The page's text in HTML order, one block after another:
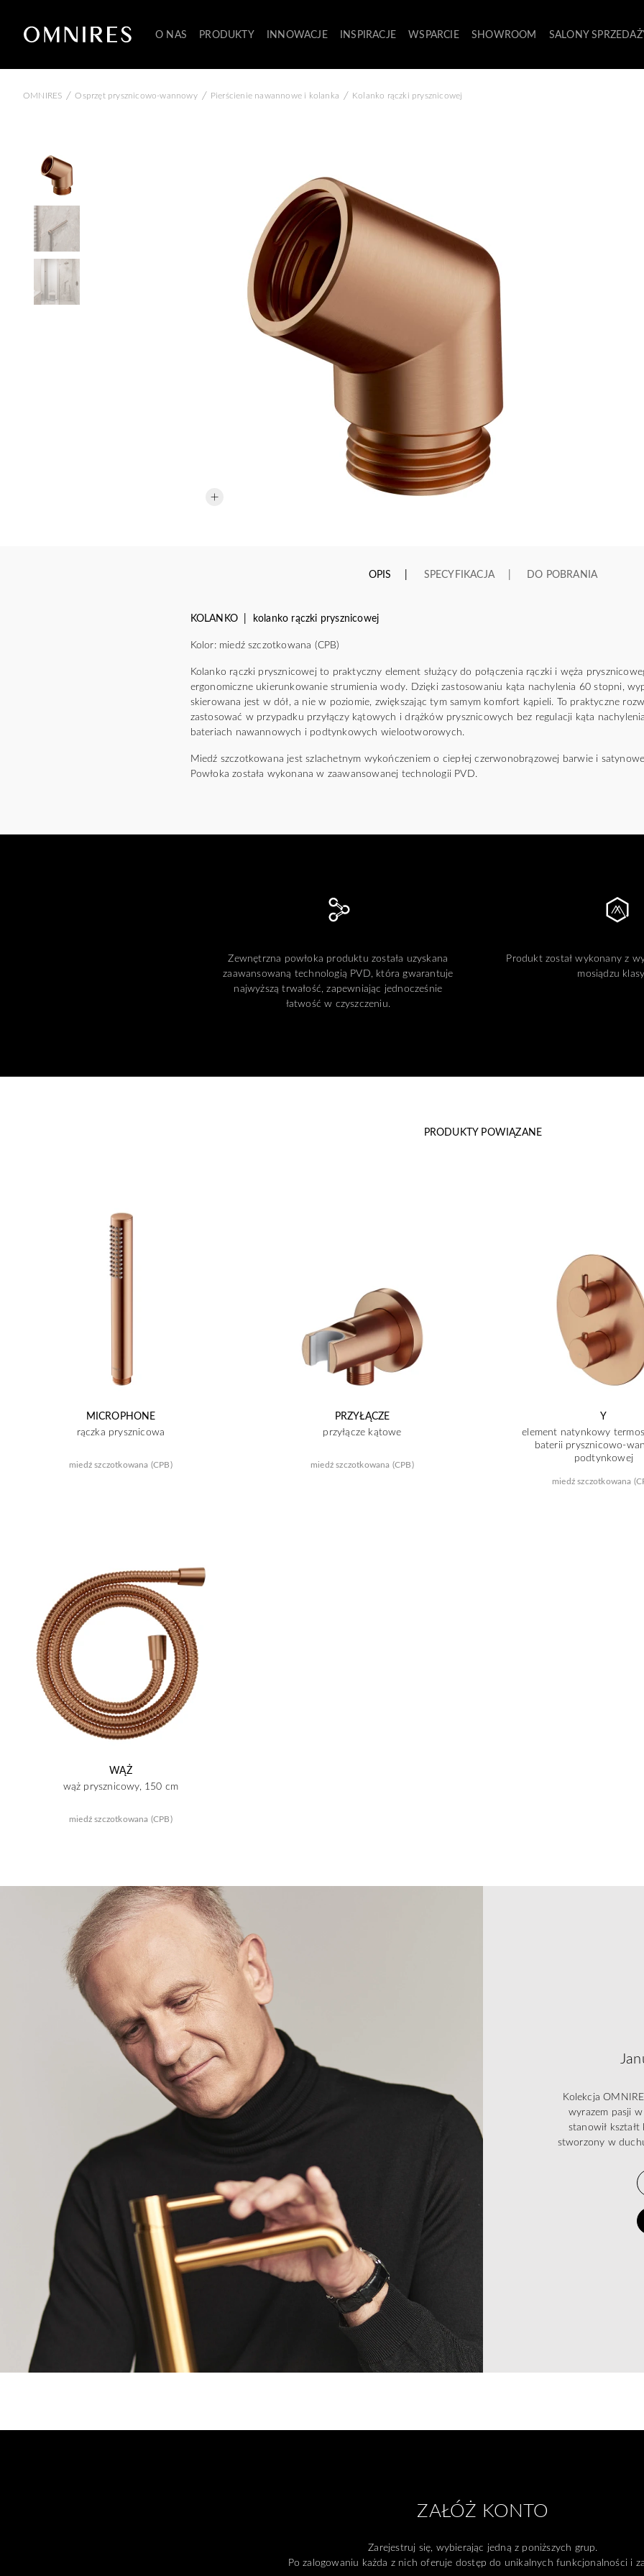
O NAS PRODUKTY INNOWACJE INSPIRACJE WSPARCIE SHOWROOM SALONY
OMNIRES / Osprzęt prysznicowo-wannowy / Pierścienie nawannowe i kolanka / Kolanko rączki prysznicowej
OPIS SPECYFIKACJA DO POBRANIA
KOLANKO | kolanko rączki prysznicowej
Kolor: miedź szczotkowana (CPB)
Kolanko rączki prysznicowej to praktyczny element służący do połączenia rączki i węża
ergonomiczne ukierunkowanie strumienia wody. Dzięki zastosowaniu kąta nachylenia 60 stopni,
skierowana jest w dół, a nie w poziomie, zwiększając tym samym komfort kąpieli. To praktyczne
zastosować w przypadku przyłączy kątowych i drążków prysznicowych bez regulacji kąta
bateriach nawannowych i podtynkowych wielootworowych. ​
Miedź szczotkowana jest szlachetnym wykończeniem o ciepłej czerwonobrązowej barwie i
Powłoka została wykonana w zaawansowanej technologii PVD.
Zewnętrzna powłoka produktu została uzyskana
zaawansowaną technologią PVD, która gwarantuje
najwyższą trwałość, zapewniając jednocześnie
łatwość w czyszczeniu.
Produkt został wykonany z
mosiądzu
PRODUKTY POWIĄZANE
MICROPHONE
rączka prysznicowa
miedź szczotkowana (CPB)
PRZYŁĄCZE
przyłącze kątowe
miedź szczotkowana (CPB)
Y
element natynkowy
baterii prysznicowo-
podtynkowej
miedź szczotkowana
WĄŻ
wąż prysznicowy, 150 cm
miedź szczotkowana (CPB)
Kolekcja
wyrazem pasji
stanowił
stworzony w
ZAŁÓŻ KONTO
Zarejestruj się, wybierając jedną z poniższych grup.
Po zalogowaniu każda z nich oferuje dostęp do unikalnych funkcjonalności i